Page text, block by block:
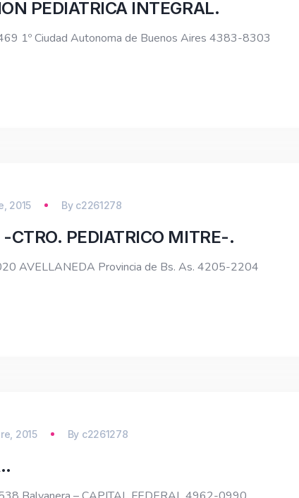
PEDIATRICA INTEGRAL.
1º Ciudad Autonoma de Buenos Aires 4383-8303
2015 By c2261278
CTRO. PEDIATRICO MITRE-.
AVELLANEDA Provincia de Bs. As. 4205-2204
2015 By c2261278